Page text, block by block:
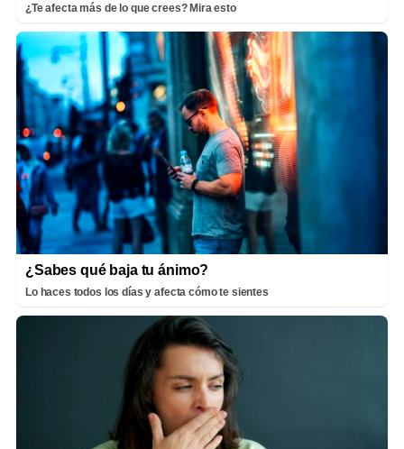
¿Te afecta más de lo que crees? Mira esto
¿Sabes qué baja tu ánimo?
Lo haces todos los días y afecta cómo te sientes